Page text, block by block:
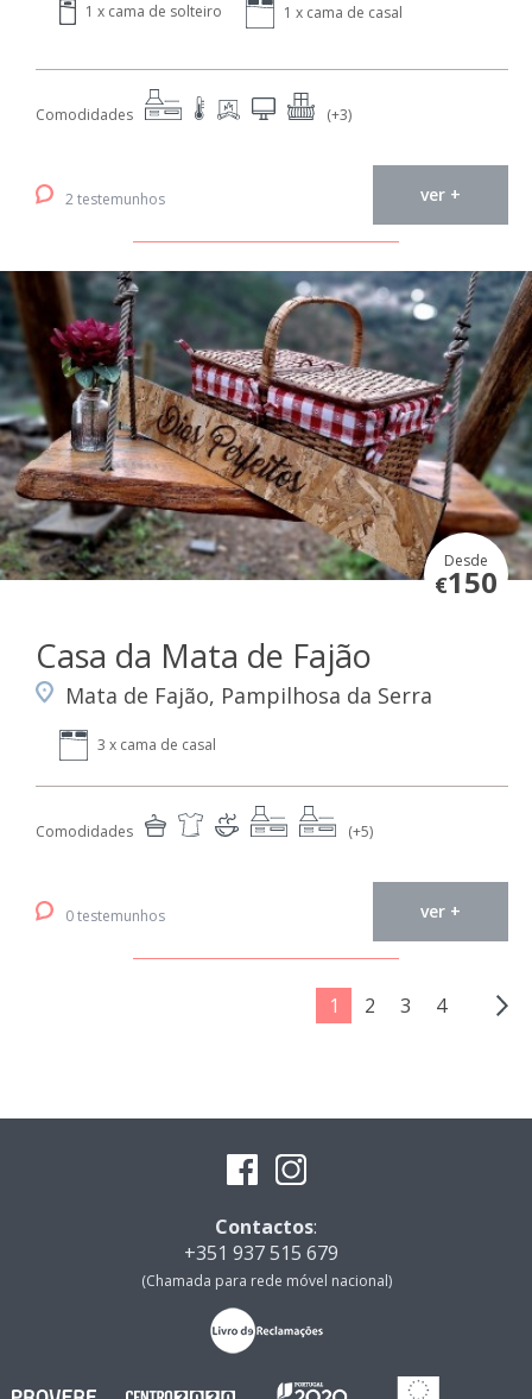
1 x cama de solteiro 1 x cama de casal
Comodidades (+3)
2 testemunhos ver +
Desde
€150
Casa da Mata de Fajão
Mata de Fajão, Pampilhosa da Serra
3 x cama de casal
Comodidades (+5)
0 testemunhos ver +
1 2 3 4
Contactos:
+351 937 515 679
(Chamada para rede móvel nacional)